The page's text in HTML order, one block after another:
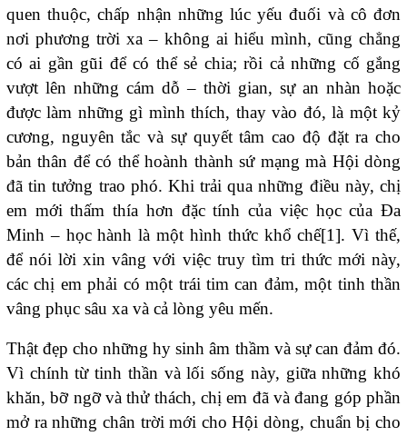
quen thuộc, chấp nhận những lúc yếu đuối và cô đơn
nơi phương trời xa – không ai hiểu mình, cũng chẳng
có ai gần gũi để có thể sẻ chia; rồi cả những cố gắng
vượt lên những cám dỗ – thời gian, sự an nhàn hoặc
được làm những gì mình thích, thay vào đó, là một kỷ
cương, nguyên tắc và sự quyết tâm cao độ đặt ra cho
bản thân để có thể hoành thành sứ mạng mà Hội dòng
đã tin tưởng trao phó. Khi trải qua những điều này, chị
em mới thấm thía hơn đặc tính của việc học của Đa
Minh – học hành là một hình thức khổ chế[1]. Vì thế,
để nói lời xin vâng với việc truy tìm tri thức mới này,
các chị em phải có một trái tim can đảm, một tinh thần
vâng phục sâu xa và cả lòng yêu mến.
Thật đẹp cho những hy sinh âm thầm và sự can đảm đó.
Vì chính từ tinh thần và lối sống này, giữa những khó
khăn, bỡ ngỡ và thử thách, chị em đã và đang góp phần
mở ra những chân trời mới cho Hội dòng, chuẩn bị cho